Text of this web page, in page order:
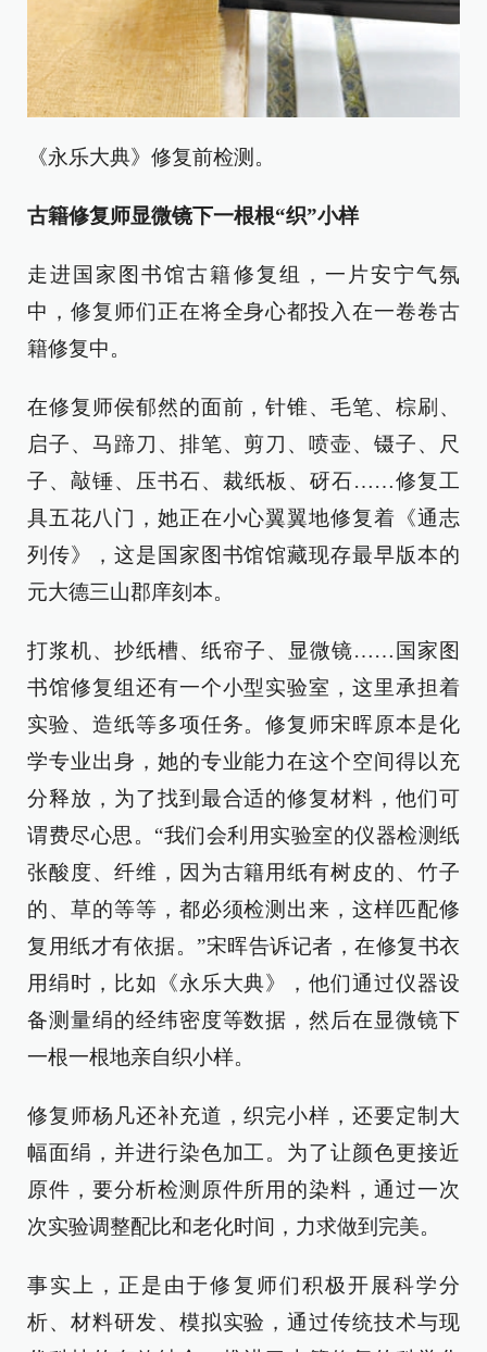
《永乐大典》修复前检测。
古籍修复师显微镜下一根根“织”小样
走进国家图书馆古籍修复组，一片安宁气氛
中，修复师们正在将全身心都投入在一卷卷古
籍修复中。
在修复师侯郁然的面前，针锥、毛笔、棕刷、
启子、马蹄刀、排笔、剪刀、喷壶、镊子、尺
子、敲锤、压书石、裁纸板、砑石……修复工
具五花八门，她正在小心翼翼地修复着《通志
列传》，这是国家图书馆馆藏现存最早版本的
元大德三山郡庠刻本。
打浆机、抄纸槽、纸帘子、显微镜……国家图
书馆修复组还有一个小型实验室，这里承担着
实验、造纸等多项任务。修复师宋晖原本是化
学专业出身，她的专业能力在这个空间得以充
分释放，为了找到最合适的修复材料，他们可
谓费尽心思。“我们会利用实验室的仪器检测纸
张酸度、纤维，因为古籍用纸有树皮的、竹子
的、草的等等，都必须检测出来，这样匹配修
复用纸才有依据。”宋晖告诉记者，在修复书衣
用绢时，比如《永乐大典》，他们通过仪器设
备测量绢的经纬密度等数据，然后在显微镜下
一根一根地亲自织小样。
修复师杨凡还补充道，织完小样，还要定制大
幅面绢，并进行染色加工。为了让颜色更接近
原件，要分析检测原件所用的染料，通过一次
次实验调整配比和老化时间，力求做到完美。
事实上，正是由于修复师们积极开展科学分
析、材料研发、模拟实验，通过传统技术与现